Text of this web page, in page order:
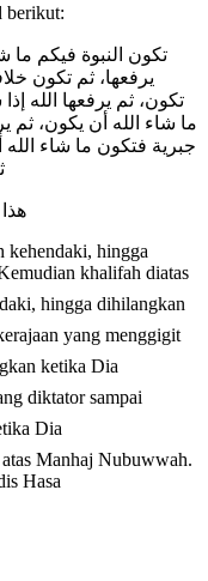
berikut:
تكون النبوة فيكم ما
يرفعها، ثم تكون
تكون، ثم يرفعها الله
ما شاء الله أن يكون، ثم
جبرية فتكون ما شاء الله
kehendaki, hingga
khalifah diatas
yang menggigit
diktator sampai
Manhaj Nubuwwah.
Hasa